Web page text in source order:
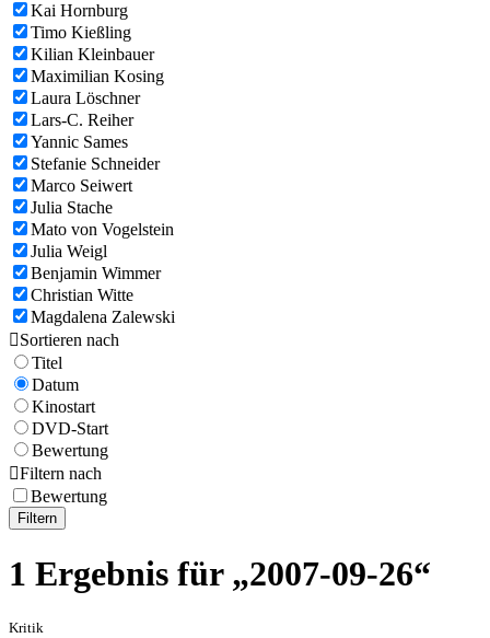
Kai Hornburg
Timo Kießling
Kilian Kleinbauer
Maximilian Kosing
Laura Löschner
Lars-C. Reiher
Yannic Sames
Stefanie Schneider
Marco Seiwert
Julia Stache
Mato von Vogelstein
Julia Weigl
Benjamin Wimmer
Christian Witte
Magdalena Zalewski
Sortieren nach
Titel
Datum
Kinostart
DVD-Start
Bewertung
Filtern nach
Bewertung
Filtern
1 Ergebnis für „2007-09-26“
Kritik